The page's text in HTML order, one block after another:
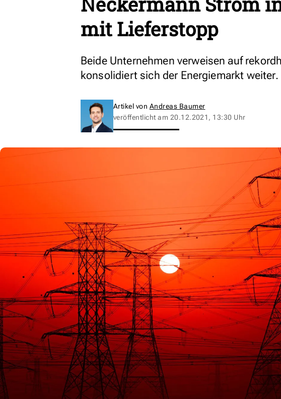
mit Lieferstopp
Beide Unternehmen verweisen auf
konsolidiert sich der Energiemarkt weiter.
Artikel von Andreas Baumer
veröffentlicht am 20.12.2021, 13:30 Uhr